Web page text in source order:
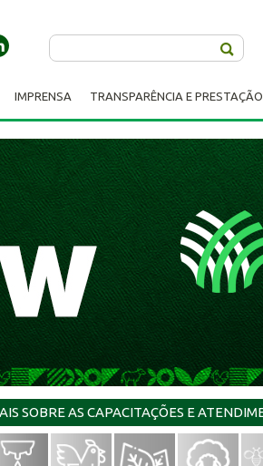
IMPRENSA TRANSPARÊNCIA E
SOBRE AS CAPACITAÇÕES E